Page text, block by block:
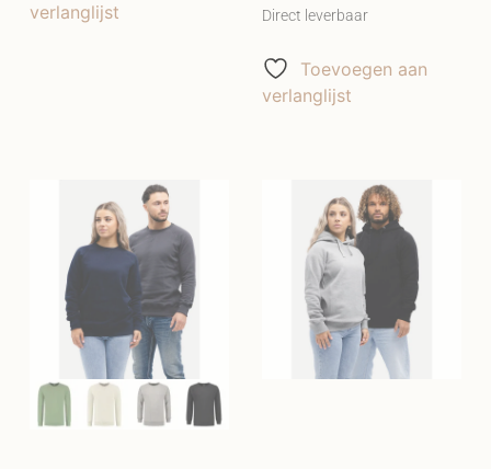
verlanglijst
Direct leverbaar
Toevoegen aan
verlanglijst